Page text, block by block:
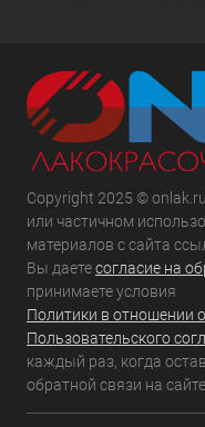
Copyright 2025 ©
или частичном
материалов с сайта
Вы даетесогласие на
принимаете условия
Политики в отношении
Пользовательского
каждый раз, когда
обратной связи на